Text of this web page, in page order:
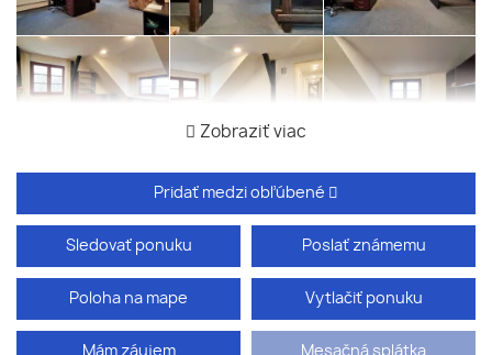
Zobraziť viac
Pridať medzi obľúbené
Sledovať ponuku Poslať známemu
Poloha na mape Vytlačiť ponuku
Mám záujem Mesačná splátka